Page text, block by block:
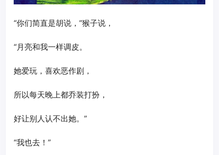
“你们简直是胡说，”猴子说，
“月亮和我一样调皮。
她爱玩，喜欢恶作剧，
所以每天晚上都乔装打扮，
好让别人认不出她。”
“我也去！”